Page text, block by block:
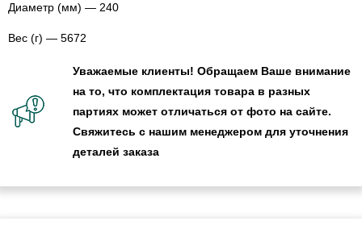
Диаметр (мм) — 240
Вес (г) — 5672
Уважаемые клиенты! Обращаем Ваше внимание
на то, что комплектация товара в разных
партиях может отличаться от фото на сайте.
Свяжитесь с нашим менеджером для уточнения
деталей заказа